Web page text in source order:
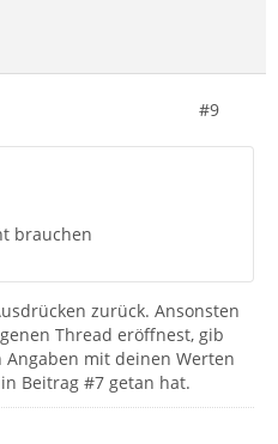
#9
brauchen
zurück. Ansonsten
Thread eröffnest, gib
mit deinen Werten
in Beitrag #7 getan hat.